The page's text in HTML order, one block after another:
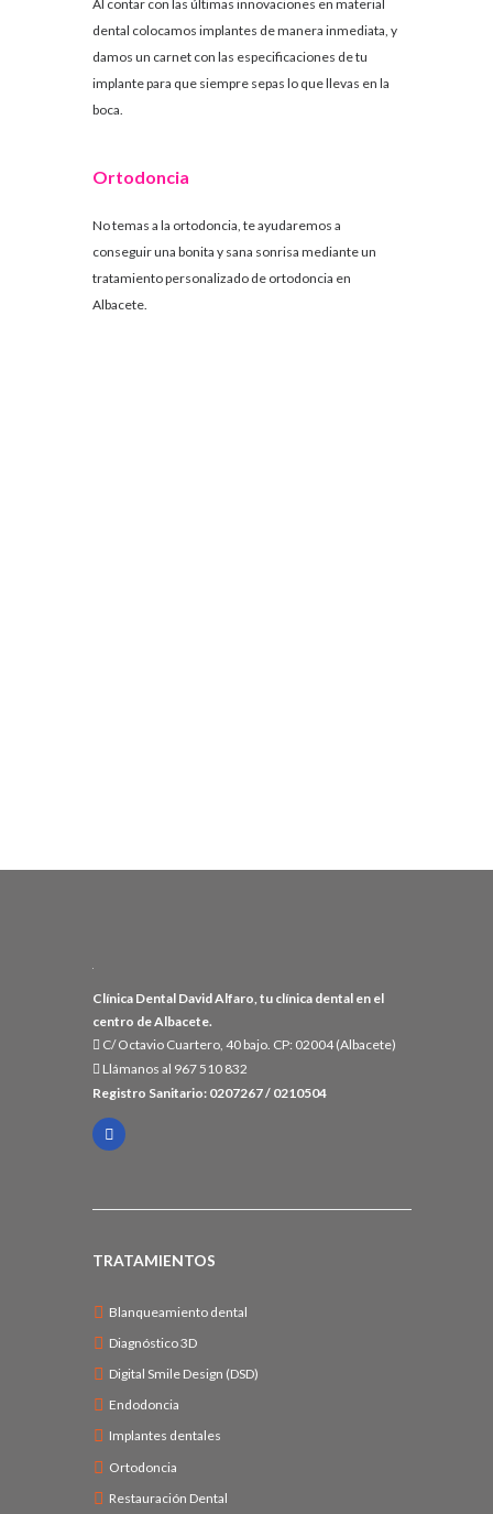
Al contar con las últimas innovaciones en material
dental colocamos implantes de manera inmediata, y
damos un carnet con las especificaciones de tu
implante para que siempre sepas lo que llevas en la
boca.
Ortodoncia
No temas a la ortodoncia, te ayudaremos a
conseguir una bonita y sana sonrisa mediante un
tratamiento personalizado de ortodoncia en
Albacete.
Clínica Dental David Alfaro, tu clínica dental en el
centro de Albacete.
C/ Octavio Cuartero, 40 bajo. CP: 02004 (Albacete)
Llámanos al 967 510 832
Registro Sanitario: 0207267 / 0210504
TRATAMIENTOS
Blanqueamiento dental
Diagnóstico 3D
Digital Smile Design (DSD)
Endodoncia
Implantes dentales
Ortodoncia
Restauración Dental